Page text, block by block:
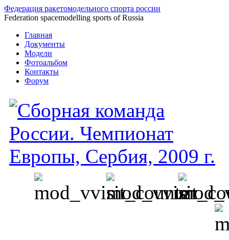
Федерация ракетомодельного спорта россии
Federation spacemodelling sports of Russia
Главная
Документы
Модели
Фотоальбом
Контакты
Форум